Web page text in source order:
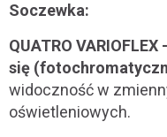
Soczewka:
QUATRO
się
widoczność w
oświetleniowych.